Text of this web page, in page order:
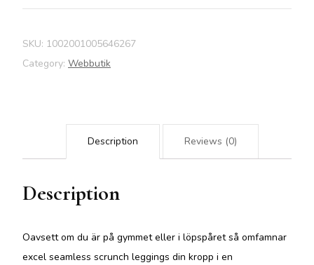
SKU: 1002001005646267
Category: Webbutik
Description Reviews (0)
Description
Oavsett om du är på gymmet eller i löpspåret så omfamnar
excel seamless scrunch leggings din kropp i en